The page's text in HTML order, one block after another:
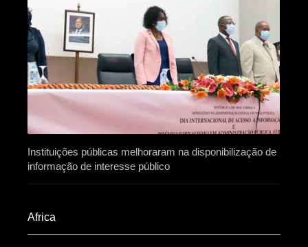
Instituições públicas melhoraram na disponibilização de
informação de interesse público
Africa​